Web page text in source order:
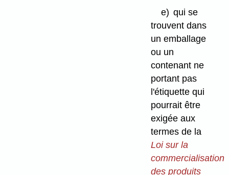
e) qui se
trouvent dans
un emballage
ou un
contenant ne
portant pas
l'étiquette qui
pourrait être
exigée aux
termes de la
Loi sur la
commercialisation
des produits